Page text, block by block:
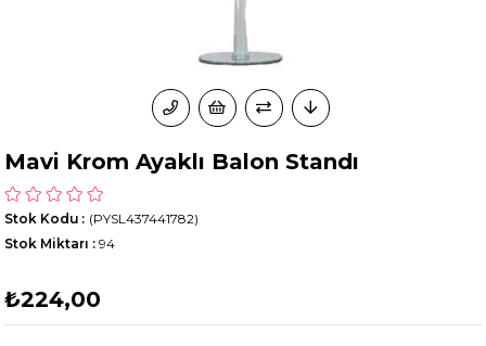
Mavi Krom Ayaklı Balon Standı
(PYSL437441782)
Stok Kodu
Stok Miktarı : 94
₺224,00